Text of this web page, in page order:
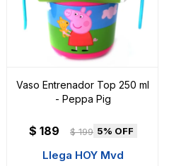
Vaso Entrenador Top 250 ml
- Peppa Pig
$ 189 $ 199 5
Llega HOY Mvd